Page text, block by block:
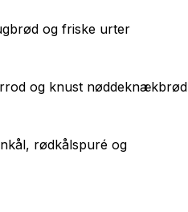
og friske urter
og knust nøddeknækbrød
rødkålspuré og